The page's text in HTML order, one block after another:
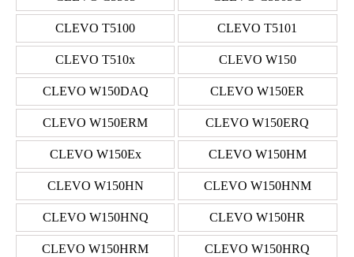
CLEVO T5100 CLEVO T5101
CLEVO T510x CLEVO W150
CLEVO W150DAQ CLEVO W150ER
CLEVO W150ERM CLEVO W150ERQ
CLEVO W150Ex CLEVO W150HM
CLEVO W150HN CLEVO W150HNM
CLEVO W150HNQ CLEVO W150HR
CLEVO W150HRM CLEVO W150HRQ